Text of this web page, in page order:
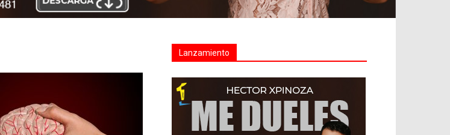
Lanzamiento